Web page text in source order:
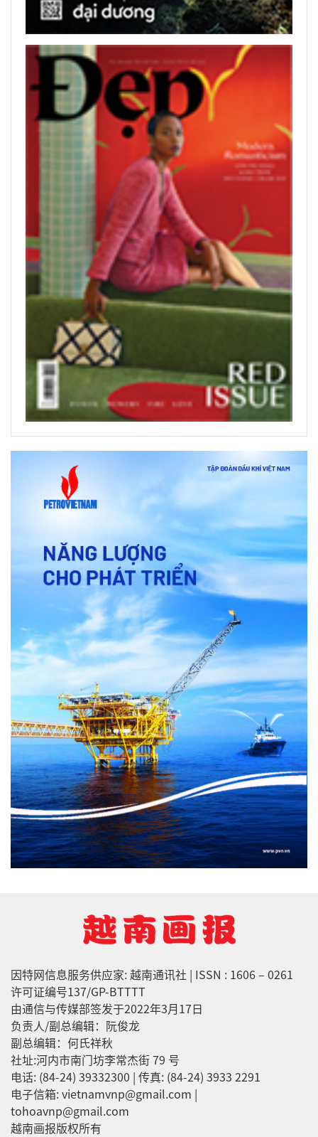
因特网信息服务供应家: 越南通讯社 | ISSN : 1606 – 0261
许可证编号137/GP-BTTTT
由通信与传媒部签发于2022年3月17日
负责人/副总编辑：阮俊龙
副总编辑：何氏祥秋
社址:河内市南门坊李常杰街 79 号
电话: (84-24) 39332300 | 传真: (84-24) 3933 2291
电子信箱: vietnamvnp@gmail.com |
tohoavnp@gmail.com
越南画报版权所有